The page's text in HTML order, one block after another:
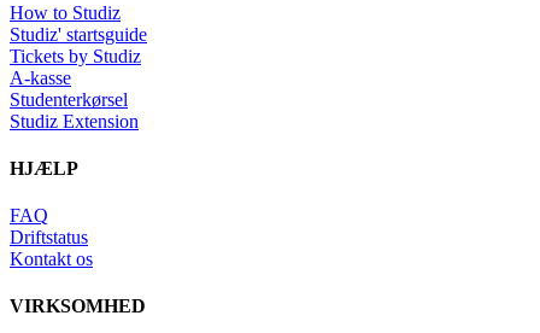
How to Studiz
Studiz' startsguide
Tickets by Studiz
A-kasse
Studenterkørsel
Studiz Extension
HJÆLP
FAQ
Driftstatus
Kontakt os
VIRKSOMHED